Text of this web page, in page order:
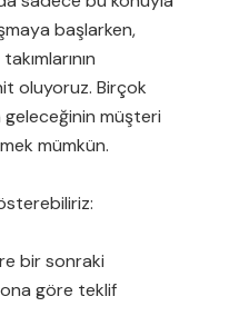
başlarken,
oluyoruz. Birçok
müşteri
mümkün.
bir sonraki
ona göre teklif